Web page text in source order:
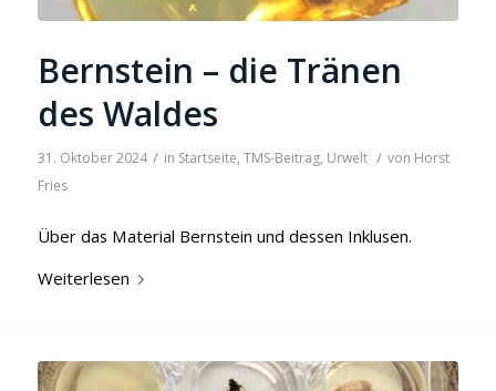
Bernstein – die Tränen
des Waldes
31. Oktober 2024 / in Startseite, TMS-Beitrag, Urwelt / von Horst
Fries
Über das Material Bernstein und dessen Inklusen.
Weiterlesen